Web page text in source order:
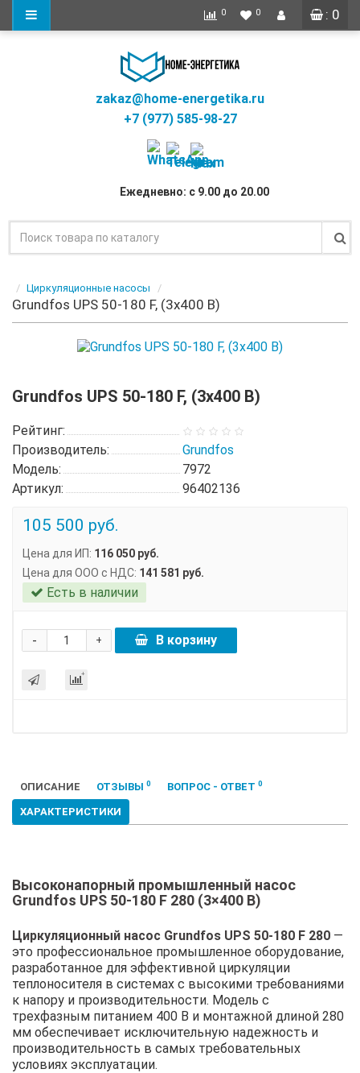
: 0
0 0
zakaz@home-energetika.ru
+7 (977) 585-98-27
Ежедневно: с 9.00 до 20.00
Циркуляционные насосы
Grundfos UPS 50-180 F, (3x400 В)
Grundfos UPS 50-180 F, (3x400 В)
Рейтинг:
Производитель:
Grundfos
Модель:
7972
Артикул:
96402136
105 500 руб.
Цена для ИП: 116 050 руб.
Цена для ООО с НДС: 141 581 руб.
Есть в наличии
+
- В корзину
ОПИСАНИЕ ОТЗЫВЫ 0 ВОПРОС - ОТВЕТ 0
ХАРАКТЕРИСТИКИ
Высоконапорный промышленный насос
Grundfos UPS 50-180 F 280 (3×400 В)
Циркуляционный насос Grundfos UPS 50-180 F 280 —
это профессиональное промышленное оборудование,
разработанное для эффективной циркуляции
теплоносителя в системах с высокими требованиями
к напору и производительности. Модель с
трехфазным питанием 400 В и монтажной длиной 280
мм обеспечивает исключительную надежность и
производительность в самых требовательных
условиях эксплуатации.